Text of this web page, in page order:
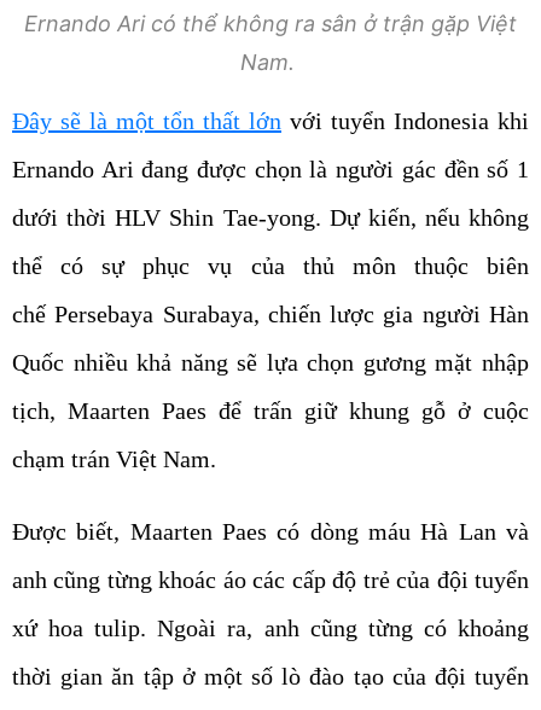
Ernando Ari có thể không ra sân ở trận gặp Việt
Nam.
Đây sẽ là một tổn thất lớn với tuyển Indonesia khi
Ernando Ari đang được chọn là người gác đền số 1
dưới thời HLV Shin Tae-yong. Dự kiến, nếu không
thể có sự phục vụ của thủ môn thuộc biên
chế Persebaya Surabaya, chiến lược gia người Hàn
Quốc nhiều khả năng sẽ lựa chọn gương mặt nhập
tịch, Maarten Paes để trấn giữ khung gỗ ở cuộc
chạm trán Việt Nam.
Được biết, Maarten Paes có dòng máu Hà Lan và
anh cũng từng khoác áo các cấp độ trẻ của đội tuyển
xứ hoa tulip. Ngoài ra, anh cũng từng có khoảng
thời gian ăn tập ở một số lò đào tạo của đội tuyển